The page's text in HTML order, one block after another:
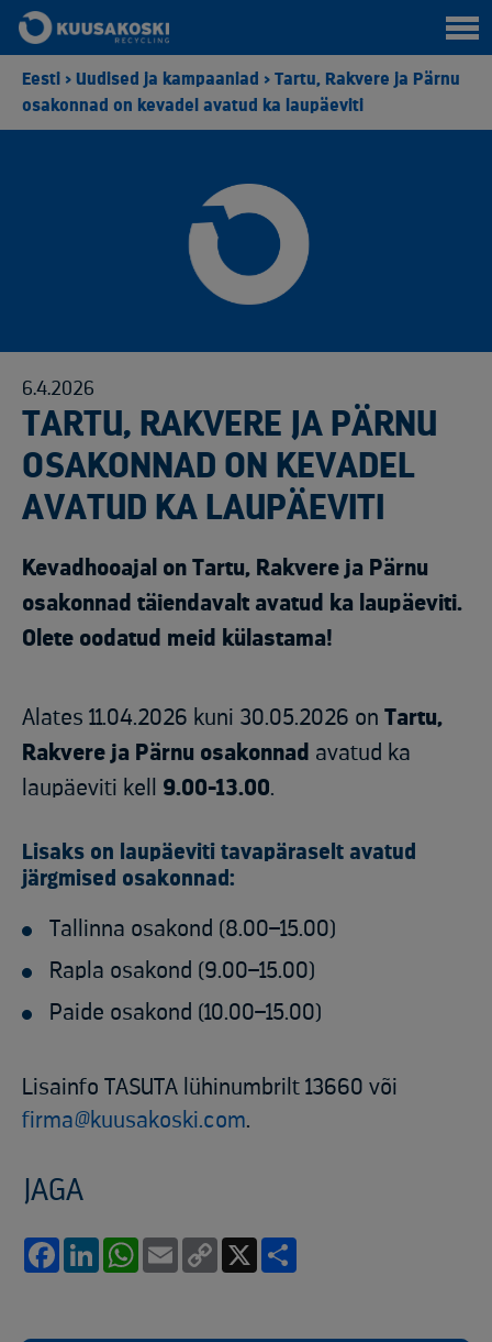
Eesti > Uudised ja kampaaniad > Tartu, Rakvere ja Pärnu
osakonnad on kevadel avatud ka laupäeviti
6.4.2026
TARTU, RAKVERE JA PÄRNU
OSAKONNAD ON KEVADEL
AVATUD KA LAUPÄEVITI
Kevadhooajal on Tartu, Rakvere ja Pärnu
osakonnad täiendavalt avatud ka laupäeviti.
Olete oodatud meid külastama!
Alates 11.04.2026 kuni 30.05.2026 on Tartu,
Rakvere ja Pärnu osakonnad avatud ka
laupäeviti kell 9.00-13.00.
Lisaks on laupäeviti tavapäraselt avatud
järgmised osakonnad:
Tallinna osakond (8.00–15.00)
Rapla osakond (9.00–15.00)
Paide osakond (10.00–15.00)
Lisainfo TASUTA lühinumbrilt 13660 või
firma@kuusakoski.com.
JAGA
FacebookLinkedInWhatsApp
Email
Copy